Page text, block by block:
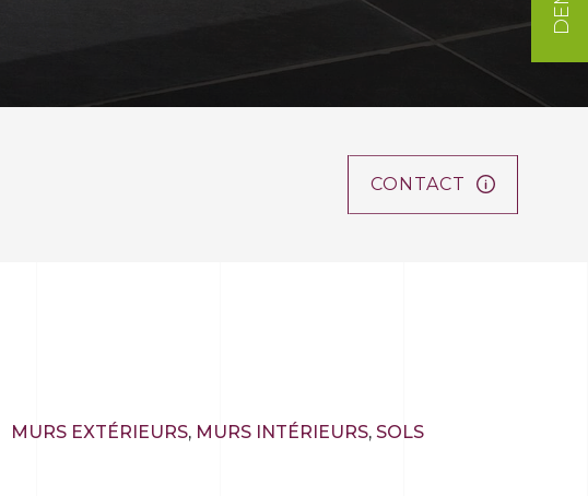
CONTACT
MURS EXTÉRIEURS, MURS INTÉRIEURS, SOLS